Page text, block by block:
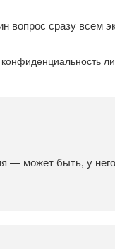
вопрос сразу всем
— может быть, у него